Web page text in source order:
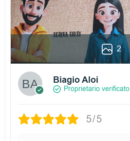
2
Biagio Aloi
Proprietario verificato
5/5